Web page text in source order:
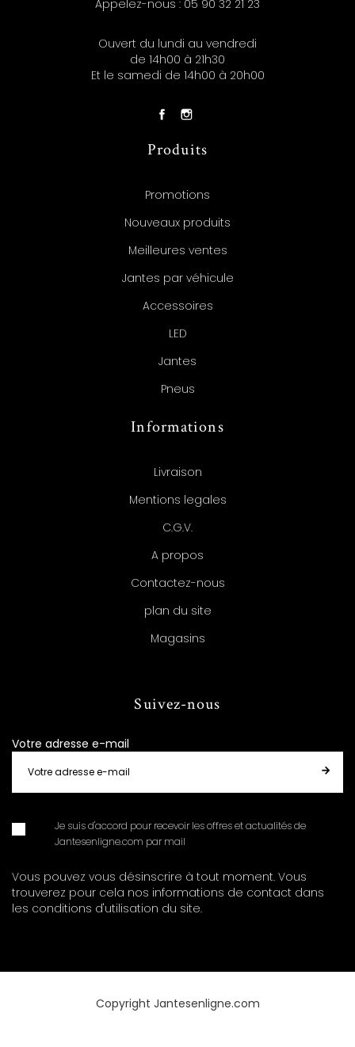
Appelez-nous : 05 90 32 21 23
Ouvert du lundi au vendredi
de 14h00 à 21h30
Et le samedi de 14h00 à 20h00
Produits
Promotions
Nouveaux produits
Meilleures ventes
Jantes par véhicule
Accessoires
LED
Jantes
Pneus
Informations
Livraison
Mentions legales
C.G.V.
A propos
Contactez-nous
plan du site
Magasins
Suivez-nous
Votre adresse e-mail
Je suis d'accord pour recevoir les offres et actualités de
Jantesenligne.com par mail
Vous pouvez vous désinscrire à tout moment. Vous
trouverez pour cela nos informations de contact dans
les conditions d'utilisation du site.
Copyright Jantesenligne.com